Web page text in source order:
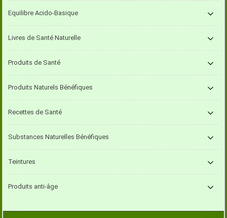
Equilibre Acido-Basique
Livres de Santé Naturelle
Produits de Santé
Produits Naturels Bénéfiques
Recettes de Santé
Substances Naturelles Bénéfiques
Teintures
Produits anti-âge